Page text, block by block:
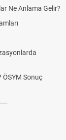
Ne Anlama Gelir?
ÖSYM Sonuç